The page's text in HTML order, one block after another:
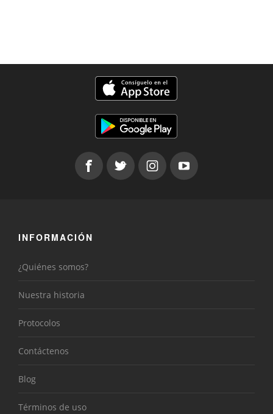
INFORMACIÓN
¿Quiénes somos?
Nuestra historia
Protocolos
Contáctenos
Blog
Términos de uso